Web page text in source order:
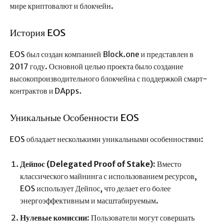
мире криптовалют и блокчейн.
История EOS
EOS был создан компанией Block.one и представлен в
2017 году. Основной целью проекта было создание
высокопроизводительного блокчейна с поддержкой смарт-
контрактов и DApps.
Уникальные Особенности EOS
EOS обладает несколькими уникальными особенностями:
Дейпос (Delegated Proof of Stake): Вместо
классического майнинга с использованием ресурсов,
EOS использует Дейпос, что делает его более
энергоэффективным и масштабируемым.
Нулевые комиссии: Пользователи могут совершать